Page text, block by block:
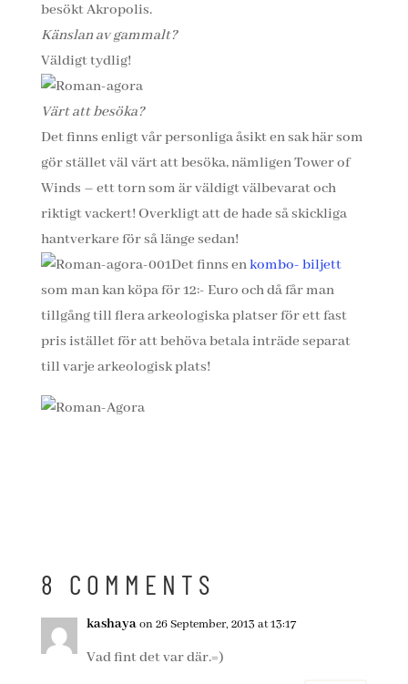
besökt Akropolis.
Känslan av gammalt?
Väldigt tydlig!
Värt att besöka?
Det finns enligt vår personliga åsikt en sak här som
gör stället väl värt att besöka, nämligen Tower of
Winds – ett torn som är väldigt välbevarat och
riktigt vackert! Overkligt att de hade så skickliga
hantverkare för så länge sedan!
Det finns enkombo- biljett
som man kan köpa för 12:- Euro och då får man
tillgång till flera arkeologiska platser för ett fast
pris istället för att behöva betala inträde separat
till varje arkeologisk plats!
8 COMMENTS
kashayaon 26 September, 2013 at 13:17
Vad fint det var där.=)